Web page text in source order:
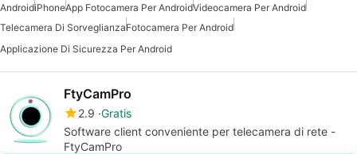
AndroidiPhoneApp Fotocamera Per AndroidVideocamera Per Android
Telecamera Di SorveglianzaFotocamera Per Android
Applicazione Di Sicurezza Per Android
FtyCamPro
2.9 Gratis
Software client conveniente per telecamera di rete -
FtyCamPro